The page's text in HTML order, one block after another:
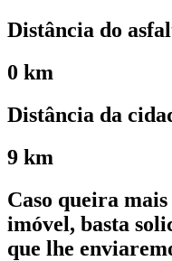
Distância do
0 km
Distância da
9 km
Caso queira mais
imóvel, basta
que lhe